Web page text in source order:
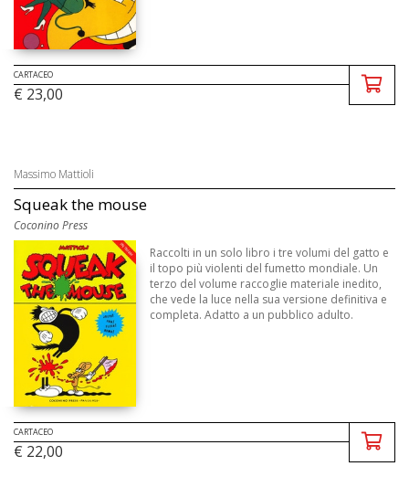
CARTACEO
€ 23,00
Massimo Mattioli
Squeak the mouse
Coconino Press
Raccolti in un solo libro i tre volumi del gatto e
il topo più violenti del fumetto mondiale. Un
terzo del volume raccoglie materiale inedito,
che vede la luce nella sua versione definitiva e
completa. Adatto a un pubblico adulto.
CARTACEO
€ 22,00